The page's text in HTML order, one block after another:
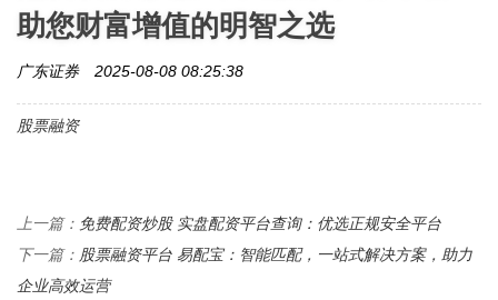
助您财富增值的明智之选
广东证券 2025-08-08 08:25:38
股票融资
上一篇： 免费配资炒股 实盘配资平台查询：优选正规安全平台
下一篇： 股票融资平台 易配宝：智能匹配，一站式解决方案，助力
企业高效运营